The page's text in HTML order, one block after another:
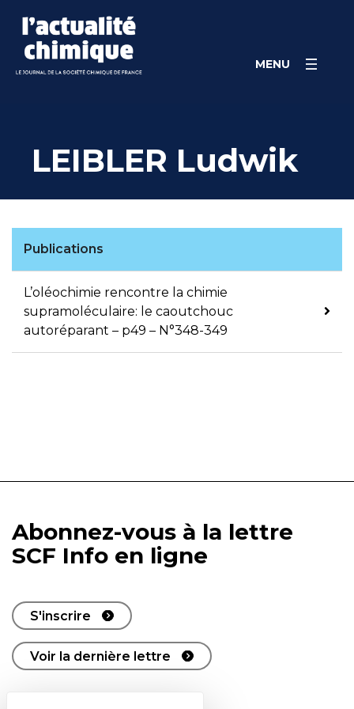
content
MENU
LEIBLER Ludwik
Publications
L’oléochimie rencontre la chimie
supramoléculaire: le caoutchouc
autoréparant – p49 – N°348-349
Abonnez-vous à la lettre
SCF Info en ligne
S'inscrire
Voir la dernière lettre